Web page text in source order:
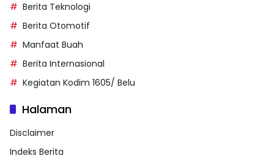
Berita Teknologi
Berita Otomotif
Manfaat Buah
Berita Internasional
Kegiatan Kodim 1605/ Belu
Halaman
Disclaimer
Indeks Berita